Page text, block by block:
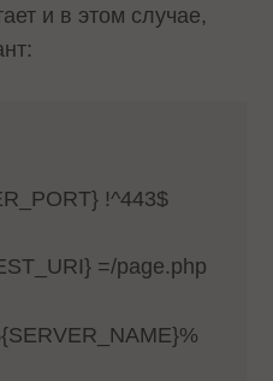
и в этом случае,
!^443$
=/page.php